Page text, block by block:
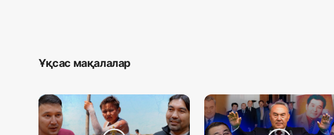
Ұқсас мақалалар